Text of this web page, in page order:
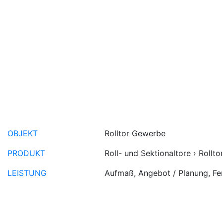
OBJEKT
Rolltor Gewerbe
PRODUKT
Roll- und Sektionaltore ›
LEISTUNG
Aufmaß, Angebot / Planung,